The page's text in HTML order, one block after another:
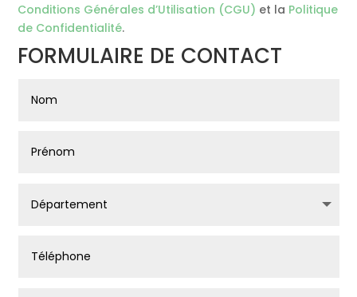
Conditions Générales d’Utilisation (CGU) et la Politique
de Confidentialité.
FORMULAIRE DE CONTACT